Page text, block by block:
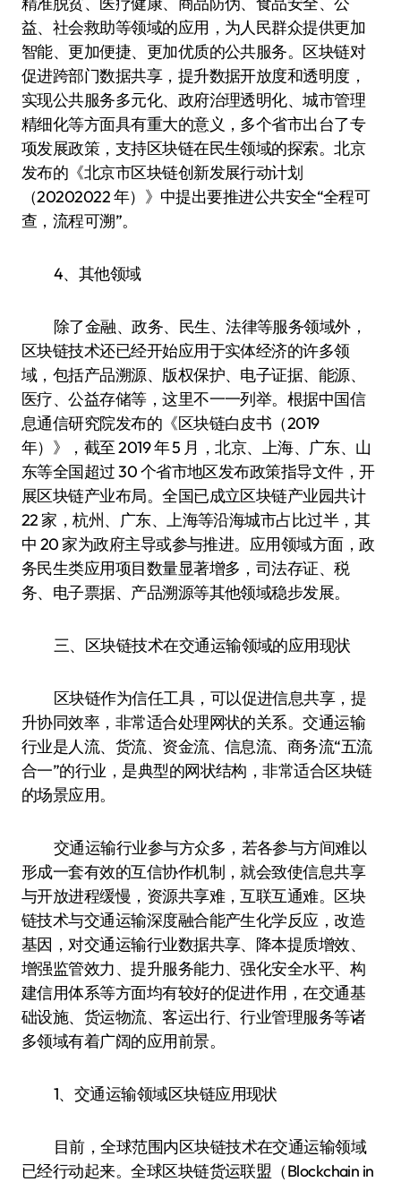
益、社会救助等领域的应用，为人民群众提供更加
智能、更加便捷、更加优质的公共服务。区块链对
促进跨部门数据共享，提升数据开放度和透明度，
实现公共服务多元化、政府治理透明化、城市管理
精细化等方面具有重大的意义，多个省市出台了专
项发展政策，支持区块链在民生领域的探索。北京
发布的《北京市区块链创新发展行动计划
（20202022 年）》中提出要推进公共安全“全程可
查，流程可溯”。
4、其他领域
除了金融、政务、民生、法律等服务领域外，
区块链技术还已经开始应用于实体经济的许多领
域，包括产品溯源、版权保护、电子证据、能源、
医疗、公益存储等，这里不一一列举。根据中国信
息通信研究院发布的《区块链白皮书（2019
年）》，截至 2019 年 5 月，北京、上海、广东、山
东等全国超过 30 个省市地区发布政策指导文件，开
展区块链产业布局。全国已成立区块链产业园共计
22 家，杭州、广东、上海等沿海城市占比过半，其
中 20 家为政府主导或参与推进。应用领域方面，政
务民生类应用项目数量显著增多，司法存证、税
务、电子票据、产品溯源等其他领域稳步发展。
三、区块链技术在交通运输领域的应用现状
区块链作为信任工具，可以促进信息共享，提
升协同效率，非常适合处理网状的关系。交通运输
行业是人流、货流、资金流、信息流、商务流“五流
合一”的行业，是典型的网状结构，非常适合区块链
的场景应用。
交通运输行业参与方众多，若各参与方间难以
形成一套有效的互信协作机制，就会致使信息共享
与开放进程缓慢，资源共享难，互联互通难。区块
链技术与交通运输深度融合能产生化学反应，改造
基因，对交通运输行业数据共享、降本提质增效、
增强监管效力、提升服务能力、强化安全水平、构
建信用体系等方面均有较好的促进作用，在交通基
础设施、货运物流、客运出行、行业管理服务等诸
多领域有着广阔的应用前景。
1、交通运输领域区块链应用现状
目前，全球范围内区块链技术在交通运输领域
已经行动起来。全球区块链货运联盟（Blockchain in